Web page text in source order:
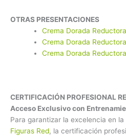
OTRAS PRESENTACIONES
Crema Dorada Reductora
Crema Dorada Reductora
Crema Dorada Reductora
CERTIFICACIÓN PROFESIONAL
Acceso Exclusivo con
Para garantizar la excelencia en
Figuras Red, la certificación